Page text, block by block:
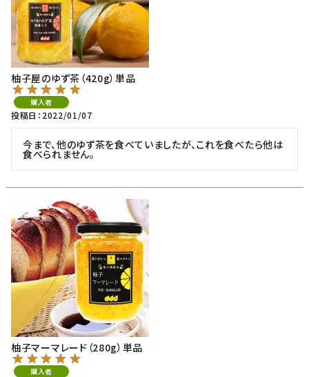
柚子屋のゆず茶（420g）単品
購入者
投稿日 2022/01/07
今まで、他のゆず茶を食べていましたが、これを食べたら他は
食べられません。
柚子マーマレード（280g）単品
購入者